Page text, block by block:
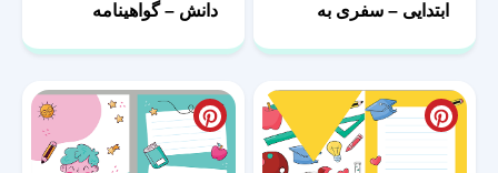
ابتدایی – سفری به
دانش – گواهینامه
مهدکودک